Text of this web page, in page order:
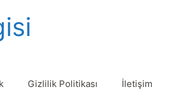
Gizlilik Politikası İletişim